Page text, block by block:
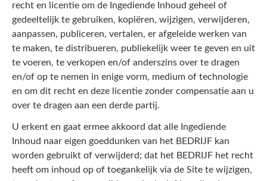
recht en licentie om de Ingediende Inhoud geheel of
gedeeltelijk te gebruiken, kopiëren, wijzigen, verwijderen,
aanpassen, publiceren, vertalen, er afgeleide werken van
te maken, te distribueren, publiekelijk weer te geven en uit
te voeren, te verkopen en/of anderszins over te dragen
en/of op te nemen in enige vorm, medium of technologie
en om dit recht en deze licentie zonder compensatie aan u
over te dragen aan een derde partij.
U erkent en gaat ermee akkoord dat alle Ingediende
Inhoud naar eigen goeddunken van het BEDRIJF kan
worden gebruikt of verwijderd; dat het BEDRIJF het recht
heeft om inhoud op of toegankelijk via de Site te wijzigen,